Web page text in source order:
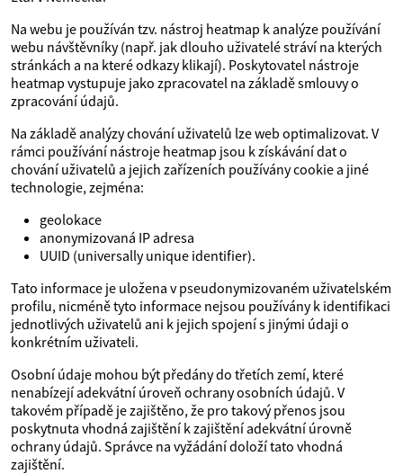
Na webu je používán tzv. nástroj heatmap k analýze používání
webu návštěvníky (např. jak dlouho uživatelé stráví na kterých
stránkách a na které odkazy klikají). Poskytovatel nástroje
heatmap vystupuje jako zpracovatel na základě smlouvy o
zpracování údajů.
Na základě analýzy chování uživatelů lze web optimalizovat. V
rámci používání nástroje heatmap jsou k získávání dat o
chování uživatelů a jejich zařízeních používány cookie a jiné
technologie, zejména:
geolokace
anonymizovaná IP adresa
UUID (universally unique identifier).
Tato informace je uložena v pseudonymizovaném uživatelském
profilu, nicméně tyto informace nejsou používány k identifikaci
jednotlivých uživatelů ani k jejich spojení s jinými údaji o
konkrétním uživateli.
Osobní údaje mohou být předány do třetích zemí, které
nenabízejí adekvátní úroveň ochrany osobních údajů. V
takovém případě je zajištěno, že pro takový přenos jsou
poskytnuta vhodná zajištění k zajištění adekvátní úrovně
ochrany údajů. Správce na vyžádání doloží tato vhodná
zajištění.